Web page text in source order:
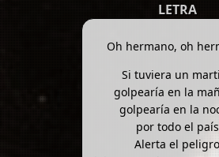
LETRA
Oh hermano, oh
Si tuviera un
golpearía en la
golpearía en la
por todo el país
Alerta el peligro